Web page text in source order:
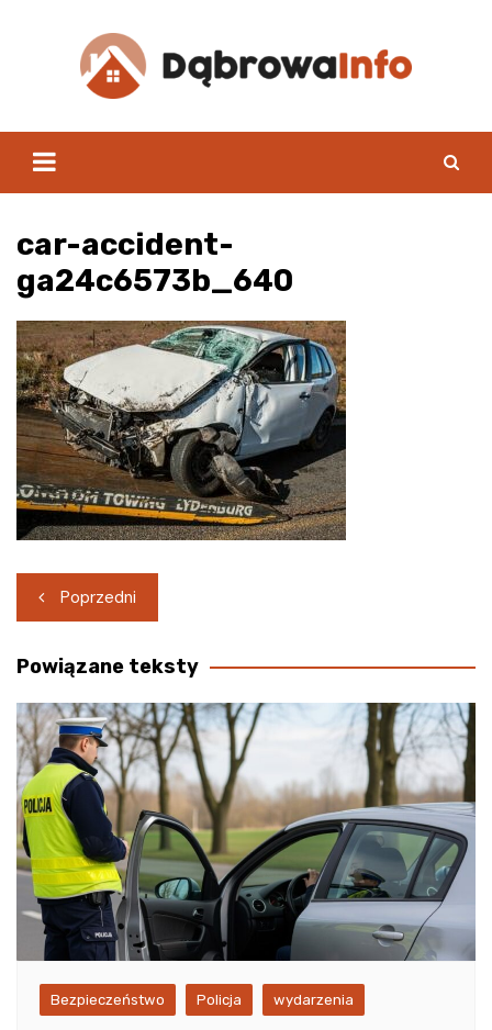
car-accident-
ga24c6573b_640
Nawigacja
wpisu
Poprzedni
Powiązane teksty
Bezpieczeństwo Policja wydarzenia